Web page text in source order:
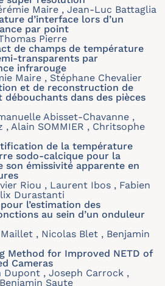
Maire , Jean-Luc Battaglia
d’interface lors d’un
par point
Pierre
de champs de température
transparents par
infrarouge
Maire , Stéphane Chevalier
et de reconstruction de
dans des pièces
Abisset-Chavanne ,
Alain SOMMIER , Chritsophe
de la température
sodo-calcique pour la
son émissivité apparente en
Riou , Laurent Ibos , Fabien
Durastanti
l’estimation des
au sein d’un onduleur
, Nicolas Blet , Benjamin
Method for Improved NETD of
Cameras
Dupont , Joseph Carrock ,
Saute